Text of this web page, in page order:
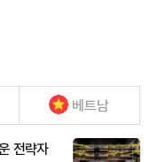
베트남
전략자